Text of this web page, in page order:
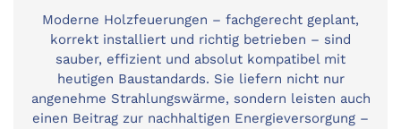
Moderne Holzfeuerungen – fachgerecht geplant,
korrekt installiert und richtig betrieben – sind
sauber, effizient und absolut kompatibel mit
heutigen Baustandards. Sie liefern nicht nur
angenehme Strahlungswärme, sondern leisten auch
einen Beitrag zur nachhaltigen Energieversorgung –